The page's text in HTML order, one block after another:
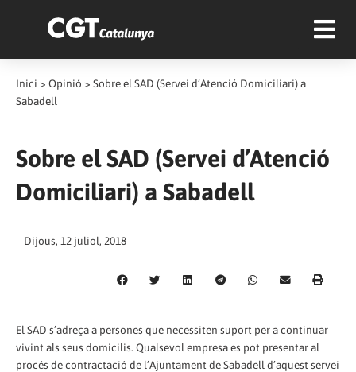
Inici > Opinió > Sobre el SAD (Servei d’Atenció Domiciliari) a
Sabadell
Sobre el SAD (Servei d’Atenció
Domiciliari) a Sabadell
Dijous, 12 juliol, 2018
El SAD s’adreça a persones que necessiten suport per a continuar
vivint als seus domicilis. Qualsevol empresa es pot presentar al
procés de contractació de l’Ajuntament de Sabadell d’aquest servei